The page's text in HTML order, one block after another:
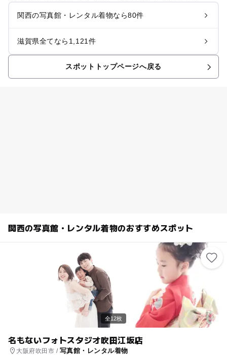
関西の写真館・レンタル着物なら80件
滋賀県全てなら1,121件
スポットトップページへ戻る
関西の写真館・レンタル着物のおすすめスポット
全12枚
名もないフォトスタジオ吹田江坂店
大阪府吹田市 / 写真館・レンタル着物